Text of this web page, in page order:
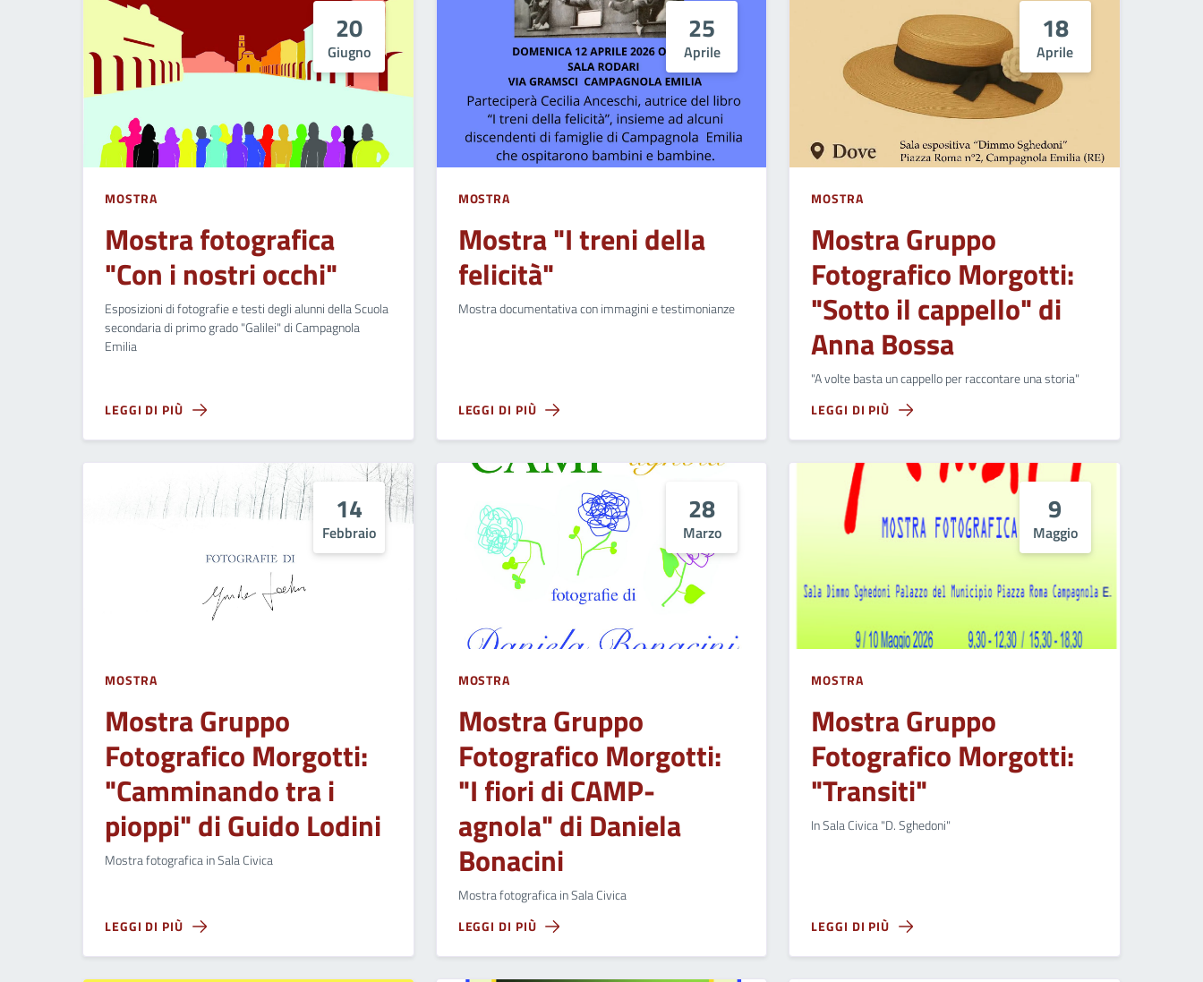
20
Giugno
MOSTRA
Mostra fotografica
"Con i nostri occhi"
Esposizioni di fotografie e testi degli alunni della Scuola
secondaria di primo grado "Galilei" di Campagnola
Emilia
LEGGI DI PIÙ
25
Aprile
MOSTRA
Mostra "I treni della
felicità"
Mostra documentativa con immagini e testimonianze
LEGGI DI PIÙ
18
Aprile
MOSTRA
Mostra Gruppo
Fotografico Morgotti:
"Sotto il cappello" di
Anna Bossa
"A volte basta un cappello per raccontare una storia"
LEGGI DI PIÙ
14
Febbraio
MOSTRA
Mostra Gruppo
Fotografico Morgotti:
"Camminando tra i
pioppi" di Guido Lodini
Mostra fotografica in Sala Civica
LEGGI DI PIÙ
28
Marzo
MOSTRA
Mostra Gruppo
Fotografico Morgotti:
"I fiori di CAMP-
agnola" di Daniela
Bonacini
Mostra fotografica in Sala Civica
LEGGI DI PIÙ
9
Maggio
MOSTRA
Mostra Gruppo
Fotografico Morgotti:
"Transiti"
In Sala Civica "D. Sghedoni"
LEGGI DI PIÙ